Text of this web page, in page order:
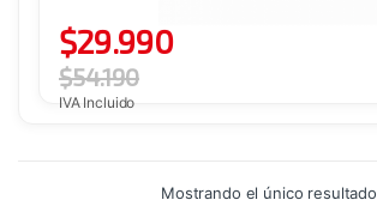
$29.990
$54.190
IVA Incluido
Mostrando el único resultado